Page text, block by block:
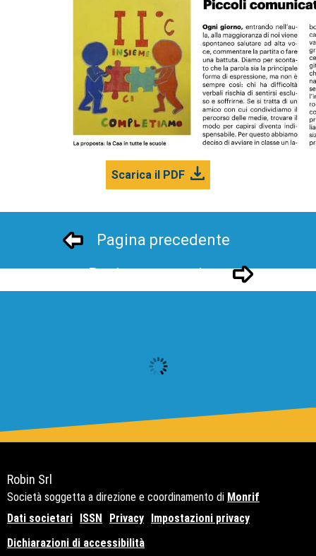
Scarica il PDF
Pagina precedente
Pagina successivo
Robin Srl
Società soggetta a direzione e coordinamento di Monrif
Dati societari ISSN Privacy Impostazioni privacy
Dichiarazioni di accessibilità